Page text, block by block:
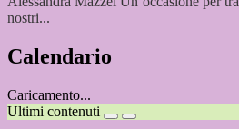
nostri...
Calendario
Caricamento...
Ultimi contenuti